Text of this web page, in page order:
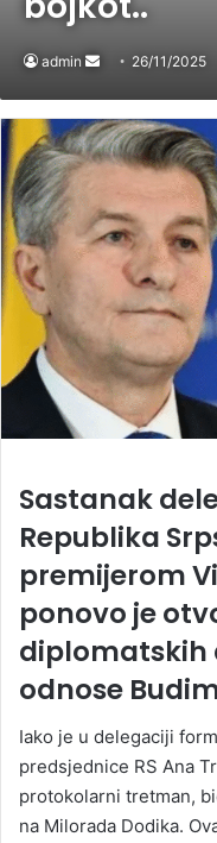
admin
Send
email
26/11/2025
Sastanak
Republika
premijerom
ponovo je
diplomatskih
odnose
Iako je u delegaciji
predsjednice RS Ana
protokolarni tretman,
na Milorada Dodika.